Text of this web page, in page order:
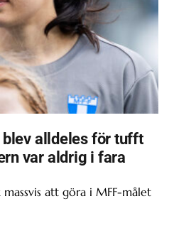
alldeles för tufft
var aldrig i fara
massvis att göra i MFF-målet